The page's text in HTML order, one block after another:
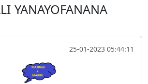
YANAYOFANANA
25-01-2023 05:44:11